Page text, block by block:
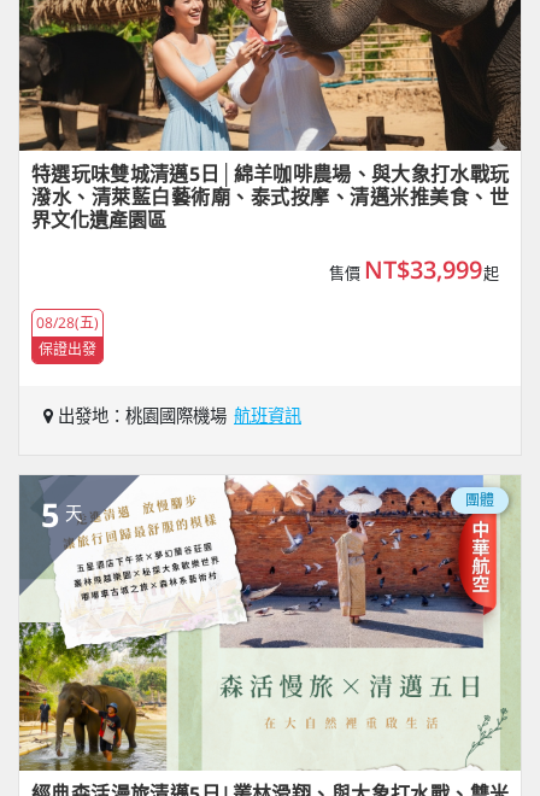
特選玩味雙城清邁5日│綿羊咖啡農場、與大象打水戰玩
潑水、清萊藍白藝術廟、泰式按摩、清邁米推美食、世
界文化遺產園區
售價 NT$33,999起
08/28(五)
保證出發
出發地：桃園國際機場 航班資訊
5 天
團體